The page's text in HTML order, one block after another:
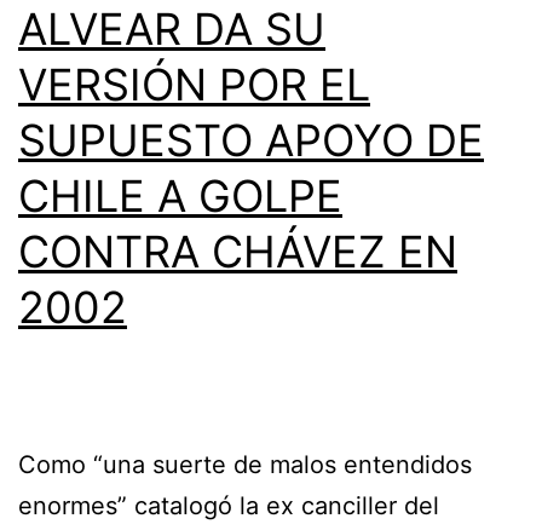
ALVEAR DA SU
VERSIÓN POR EL
SUPUESTO APOYO DE
CHILE A GOLPE
CONTRA CHÁVEZ EN
2002
Como “una suerte de malos entendidos
enormes” catalogó la ex canciller del